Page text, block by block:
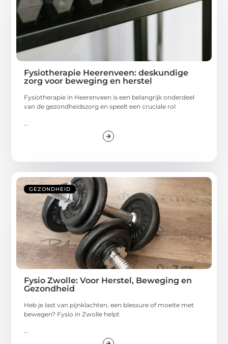
Fysiotherapie Heerenveen: deskundige
zorg voor beweging en herstel
Fysiotherapie in Heerenveen is een belangrijk onderdeel
van de gezondheidszorg en speelt een cruciale rol
GEZONDHEID
Fysio Zwolle: Voor Herstel, Beweging en
Gezondheid
Heb je last van pijnklachten, een blessure of moeite met
bewegen? Fysio in Zwolle helpt
...